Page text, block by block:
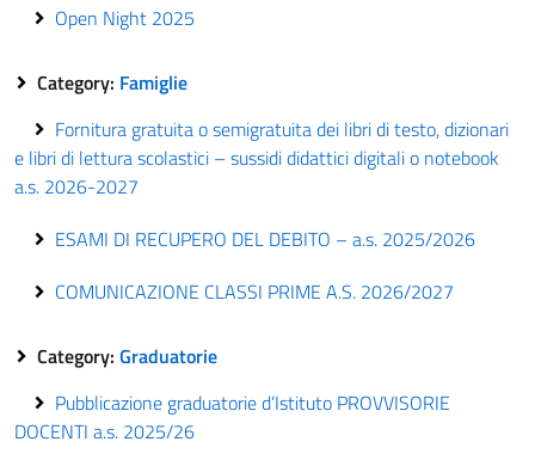
Open Night 2025
Category: Famiglie
Fornitura gratuita o semigratuita dei libri di testo, dizionari
e libri di lettura scolastici – sussidi didattici digitali o notebook
a.s. 2026-2027
ESAMI DI RECUPERO DEL DEBITO – a.s. 2025/2026
COMUNICAZIONE CLASSI PRIME A.S. 2026/2027
Category: Graduatorie
Pubblicazione graduatorie d’Istituto PROVVISORIE
DOCENTI a.s. 2025/26